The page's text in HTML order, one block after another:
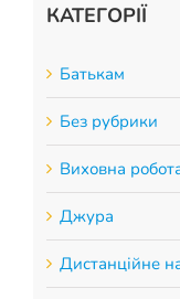
КАТЕГОРІЇ
Батькам
Без рубрики
Виховна
Джура
Дистанційне